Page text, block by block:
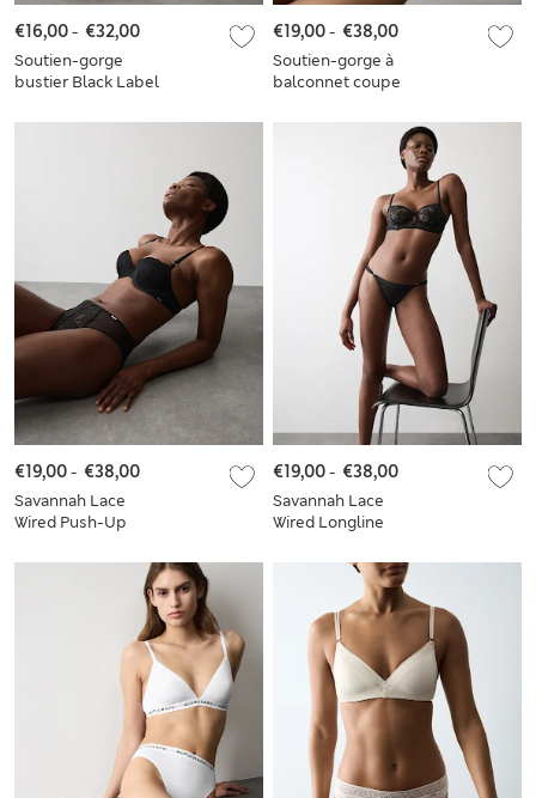
Soutien-gorge
bustier Black Label
€16,00- €32,00
Soutien-gorge à
balconnet coupe
dentelle, bonnets A
€19,00- €38,00
Savannah Lace
Wired Push-Up
€19,00- €38,00
Savannah Lace
Wired Longline
€19,00- €38,00